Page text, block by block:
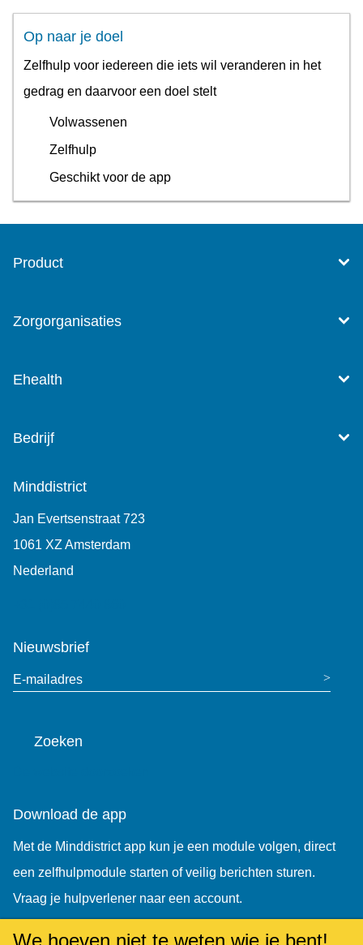
We hoeven niet te weten wie je bent!
Op naar je doel
Zelfhulp voor iedereen die iets wil veranderen in het
gedrag en daarvoor een doel stelt
Volwassenen
Zelfhulp
Geschikt voor de app
Product
Zorgorganisaties
Ehealth
Bedrijf
Minddistrict
Jan Evertsenstraat 723
1061 XZ Amsterdam
Nederland
Nieuwsbrief
E-mailadres
Zoeken
Download de app
Met de Minddistrict app kun je een module volgen, direct
een zelfhulpmodule starten of veilig berichten sturen.
Vraag je hulpverlener naar een account.